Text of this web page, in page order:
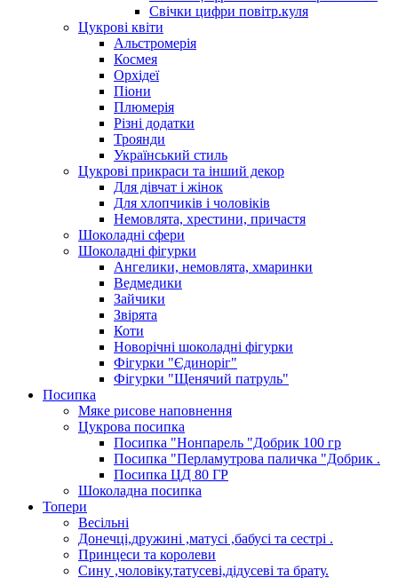
Свічки цифри повітр.куля
Цукрові квіти
Альстромерія
Космея
Орхідеї
Піони
Плюмерія
Різні додатки
Троянди
Український стиль
Цукрові прикраси та інший декор
Для дівчат і жінок
Для хлопчиків і чоловіків
Немовлята, хрестини, причастя
Шоколадні сфери
Шоколадні фігурки
Ангелики, немовлята, хмаринки
Ведмедики
Зайчики
Звірята
Коти
Новорічні шоколадні фігурки
Фігурки "Єдиноріг"
Фігурки "Щенячий патруль"
Посипка
Мяке рисове наповнення
Цукрова посипка
Посипка "Нонпарель "Добрик 100 гр
Посипка "Перламутрова паличка "Добрик .
Посипка ЦД 80 ГР
Шоколадна посипка
Топери
Весільні
Донечці,дружині ,матусі ,бабусі та сестрі .
Принцеси та королеви
Сину ,чоловіку,татусеві,дідусеві та брату.